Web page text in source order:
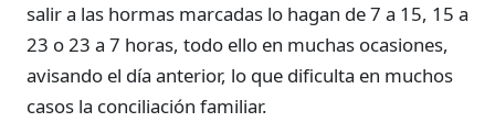
salir a las hormas marcadas lo hagan de 7 a 15, 15 a
23 o 23 a 7 horas, todo ello en muchas ocasiones,
avisando el día anterior, lo que dificulta en muchos
casos la conciliación familiar.